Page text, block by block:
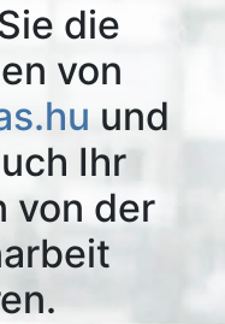
die
von
und
Ihr
von der